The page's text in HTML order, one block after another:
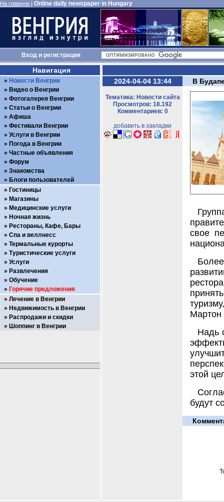
На главную Online daily newspaper in Hungary
Входи регистрация
2024-04-04 13:44
Тематика: Новости сайта
Просмотров: 18.192
Комментариев: 0
добавить в закладки
В
свое
Мартон
Надь
этой
будут
Навигация
Новости Венгрии
Видео о Венгрии
Фотогалерея Венгрии
Статьи о Венгрии
Афиша
Фестивали Венгрии
Услуги в Венгрии
Погода в Венгрии
Частные объявления
Форум
Знакомства
Блоги пользователей
Гостиницы
Магазины
Медицинские услуги
Ночная жизнь
Рестораны, Кафе, Бары
Спа и веллнесс
Термальные курорты
Туристические услуги
Услуги
Развлечения
Обучение
Горячие предложения
Лечение в Венгрии
Недвижимость в Венгрии
Распродажи и скидки
Шоппинг в Венгрии